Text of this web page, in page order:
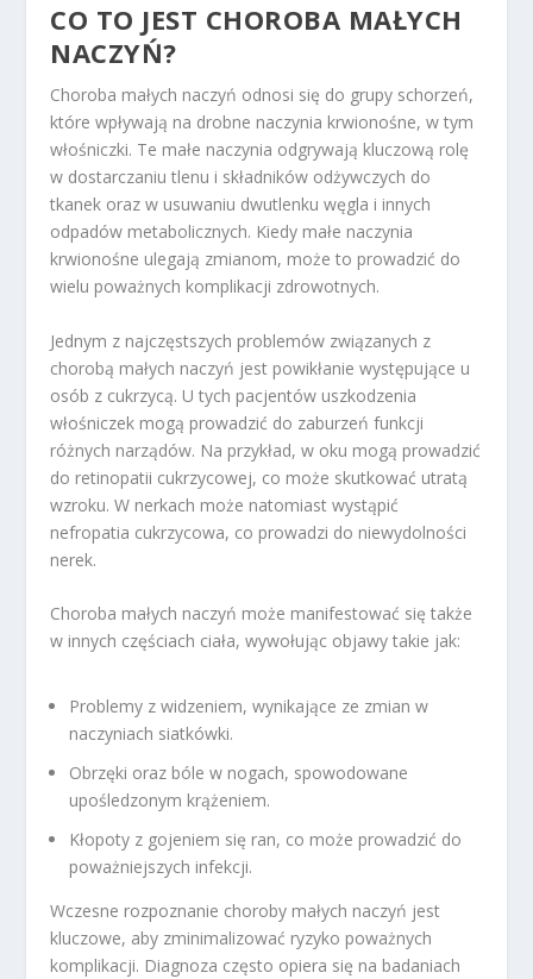
CO TO JEST CHOROBA MAŁYCH
NACZYŃ?
Choroba małych naczyń odnosi się do grupy schorzeń,
które wpływają na drobne naczynia krwionośne, w tym
włośniczki. Te małe naczynia odgrywają kluczową rolę
w dostarczaniu tlenu i składników odżywczych do
tkanek oraz w usuwaniu dwutlenku węgla i innych
odpadów metabolicznych. Kiedy małe naczynia
krwionośne ulegają zmianom, może to prowadzić do
wielu poważnych komplikacji zdrowotnych.
Jednym z najczęstszych problemów związanych z
chorobą małych naczyń jest powikłanie występujące u
osób z cukrzycą. U tych pacjentów uszkodzenia
włośniczek mogą prowadzić do zaburzeń funkcji
różnych narządów. Na przykład, w oku mogą prowadzić
do retinopatii cukrzycowej, co może skutkować utratą
wzroku. W nerkach może natomiast wystąpić
nefropatia cukrzycowa, co prowadzi do niewydolności
nerek.
Choroba małych naczyń może manifestować się także
w innych częściach ciała, wywołując objawy takie jak:
Problemy z widzeniem, wynikające ze zmian w
naczyniach siatkówki.
Obrzęki oraz bóle w nogach, spowodowane
upośledzonym krążeniem.
Kłopoty z gojeniem się ran, co może prowadzić do
poważniejszych infekcji.
Wczesne rozpoznanie choroby małych naczyń jest
kluczowe, aby zminimalizować ryzyko poważnych
komplikacji. Diagnoza często opiera się na badaniach